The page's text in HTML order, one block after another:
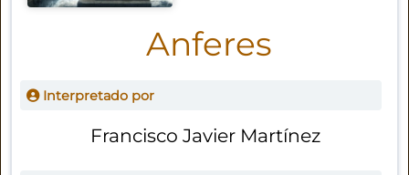
Anferes
Interpretado por
Francisco Javier Martínez